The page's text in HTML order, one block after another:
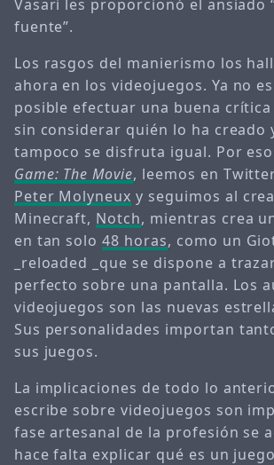
Vasari les proporcionó el ansiado
fuente”.
Los rasgos del manierismo los
ahora en los videojuegos. Ya no es
posible efectuar una buena
sin considerar quién lo ha creado
tampoco se disfruta igual. Por
Game: The Movie, leemos en
Peter Molyneux y seguimos al
Minecraft, Notch, mientras crea
en tan solo48 horas, como un
_reloaded _que se dispone a
perfecto sobre una pantalla. Los
videojuegos son las nuevas
Sus personalidades importan
sus juegos.
La implicaciones de todo lo
escribe sobre videojuegos son
fase artesanal de la profesión se
hace falta explicar qué es un